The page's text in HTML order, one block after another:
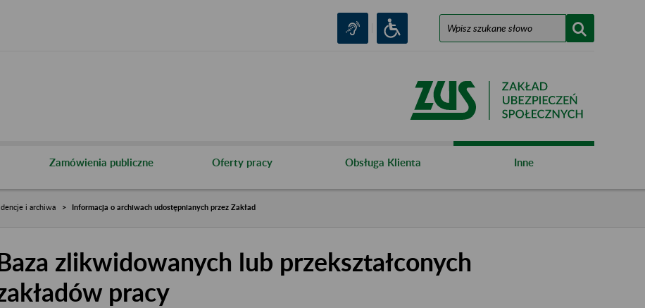
Zamówienia publiczne Oferty pracy Obsługa Klienta Inne
i archiwa Informacja o archiwach udostępnianych przez Zakład
zlikwidowanych lub przekształconych
pracy